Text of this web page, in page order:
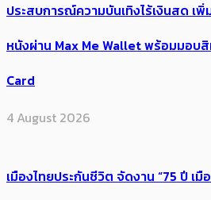
ประสบการณ์ความบันเทิงไร้เงินสด เพิ่
หนังผ่าน Max Me Wallet พร้อมมอบ
Card
4 August 2026
เมืองไทยประกันชีวิต จัดงาน “75 ปี เ